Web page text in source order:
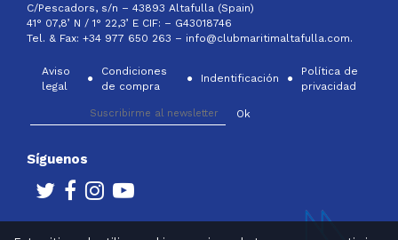
C/Pescadors, s/n – 43893 Altafulla (Spain)
41° 07,8’ N / 1° 22,3’ E CIF: – G43018746
Tel. & Fax: +34 977 650 263 – info@clubmaritimaltafulla.com.
Aviso
legal
Condiciones
de compra
Indentificación
Política de
privacidad
Síguenos